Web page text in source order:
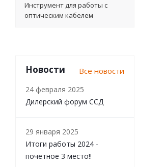
Инструмент для работы с
оптическим кабелем
Новости Все новости
24 февраля 2025
Дилерский форум ССД
29 января 2025
Итоги работы 2024 -
почетное 3 место!!